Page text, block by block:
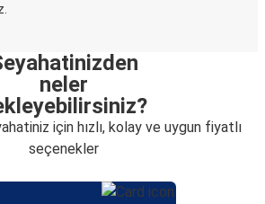
neler
için hızlı, kolay ve uygun fiyatlı
seçenekler